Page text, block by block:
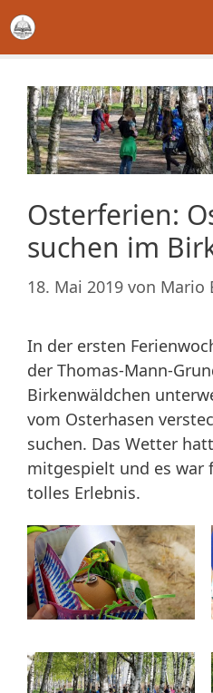
Zum
Inhalt
springen
Osterferien:
suchen im
18. Mai 2019 von Mario
In der ersten
der Thomas-Mann-
Birkenwäldchen
vom Osterhasen
suchen. Das Wetter
mitgespielt und es war
tolles Erlebnis.